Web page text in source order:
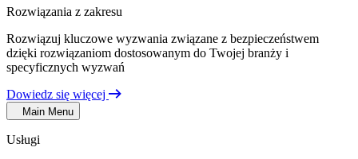
Rozwiązania z zakresu
Rozwiązuj kluczowe wyzwania związane z bezpieczeństwem
dzięki rozwiązaniom dostosowanym do Twojej branży i
specyficznych wyzwań
Dowiedz się więcej
Main Menu
Usługi